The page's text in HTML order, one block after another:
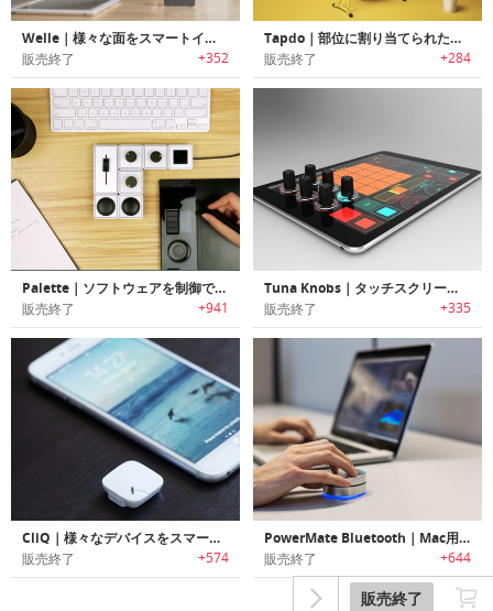
販売終了
Welle｜様々な面をスマートインターフェイスに変えるジェスチャーコントロールデバイス「ヴェラ」
販売終了 +352
Tapdo｜部位に割り当てられた操作が可能な指紋認証機能搭載スマートコントロールボタン「タップドゥ」
販売終了 +284
Palette｜ソフトウェアを制御できるフリーフォーム·インタフェース
販売終了 +941
Tuna Knobs｜タッチスクリーンをMIDI/ DJコントローラに変身させるノブ
販売終了 +335
CliQ｜様々なデバイスをスマート化するボタン型スマートワイヤレスセンサー「クリック」
販売終了 +574
PowerMate Bluetooth｜Mac用のプログラム可能なBluetoothコントローラ
販売終了 +644